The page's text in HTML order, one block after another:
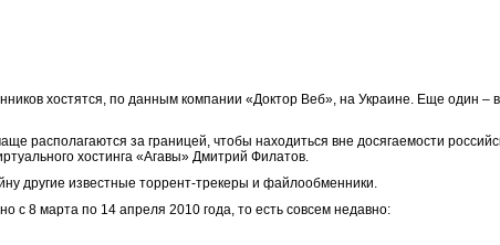
хостятся, по данным компании «Доктор Веб», на Украине. Еще один –
располагаются за границей, чтобы находиться вне досягаемости
хостинга «Агавы» Дмитрий Филатов.
другие известные торрент-трекеры и файлообменники.
с 8 марта по 14 апреля 2010 года, то есть совсем недавно: